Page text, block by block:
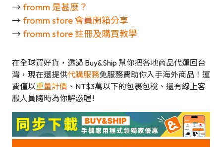
→ fromm 是甚麼？
→ fromm store 會員開箱分享
→ fromm store 註冊及購買教學
在全球買好貨，透過 Buy&Ship 幫你把各地商品代運回台
灣，現在還提供代購服務免服務費助你入手海外商品！運
費僅以重量計價 、NT$3萬以下的包裹包稅、還有線上客
服人員隨時為你解惑喔 !